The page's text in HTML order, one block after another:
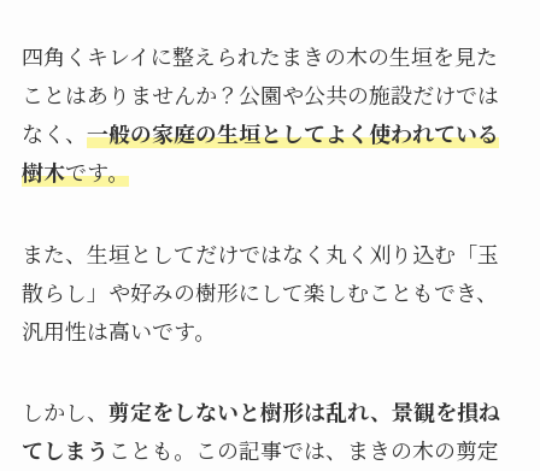
四角くキレイに整えられたまきの木の生垣を見た
ことはありませんか？公園や公共の施設だけでは
なく、 一般の家庭の生垣としてよく使われている
樹木です。
また、生垣としてだけではなく丸く刈り込む「玉
散らし」や好みの樹形にして楽しむこともでき、
汎用性は高いです。
しかし、 剪定をしないと樹形は乱れ、景観を損ね
てしまう ことも。この記事では、まきの木の剪定